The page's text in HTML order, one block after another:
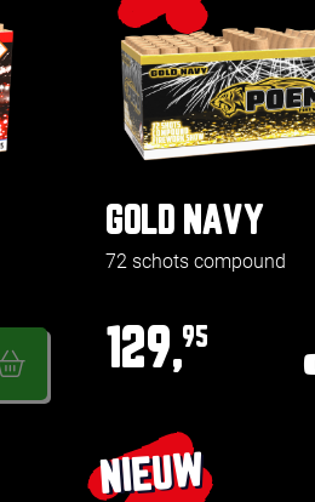
GOLD NAVY
72 schots compound
129,95
NIEUW